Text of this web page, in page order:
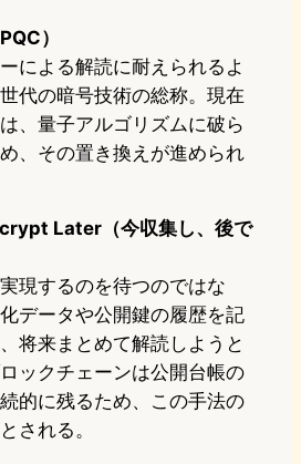
）
による解読に耐えられるよ
代の暗号技術の総称。現在
、量子アルゴリズムに破ら
、その置き換えが進められ
Later（今収集し、後で
現するのを待つのではな
データや公開鍵の履歴を記
将来まとめて解読しようと
ックチェーンは公開台帳の
的に残るため、この手法の
される。